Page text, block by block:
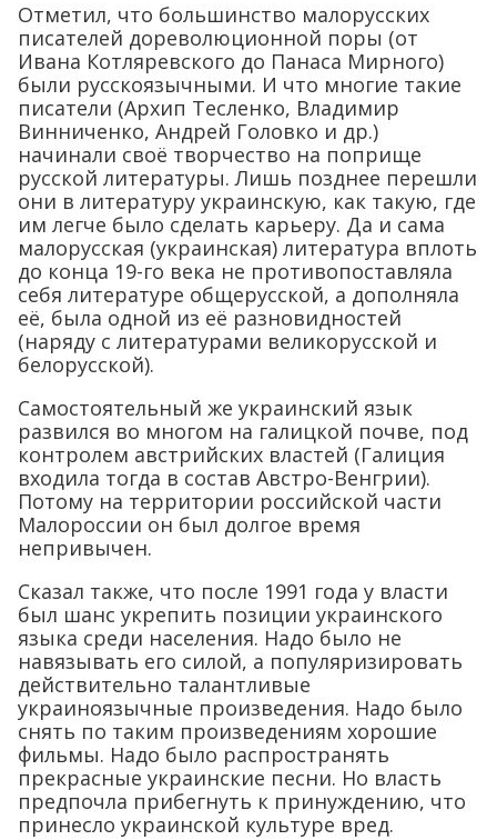
Отметил, что большинство малорусских
писателей дореволюционной поры (от
Ивана Котляревского до Панаса Мирного)
были русскоязычными. И что многие такие
писатели (Архип Тесленко, Владимир
Винниченко, Андрей Головко и др.)
начинали своё творчество на поприще
русской литературы. Лишь позднее перешли
они в литературу украинскую, как такую, где
им легче было сделать карьеру. Да и сама
малорусская (украинская) литература вплоть
до конца 19-го века не противопоставляла
себя литературе общерусской, а дополняла
её, была одной из её разновидностей
(наряду с литературами великорусской и
белорусской).
Самостоятельный же украинский язык
развился во многом на галицкой почве, под
контролем австрийских властей (Галиция
входила тогда в состав Австро-Венгрии).
Потому на территории российской части
Малороссии он был долгое время
непривычен.
Сказал также, что после 1991 года у власти
был шанс укрепить позиции украинского
языка среди населения. Надо было не
навязывать его силой, а популяризировать
действительно талантливые
украиноязычные произведения. Надо было
снять по таким произведениям хорошие
фильмы. Надо было распространять
прекрасные украинские песни. Но власть
предпочла прибегнуть к принуждению, что
принесло украинской культуре вред.